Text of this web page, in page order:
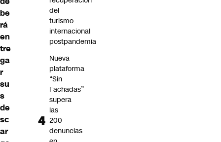
be
rá
en
tre
ga
r
su
s
de
sc
ar
del
turismo
internacional
postpandemia
Nueva
plataforma
“Sin
Fachadas”
supera
las
200
denuncias